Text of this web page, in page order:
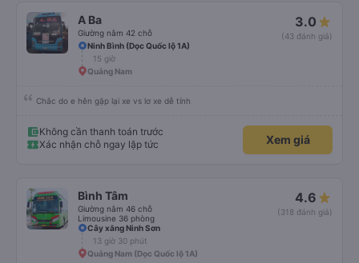
A Ba
Giường nằm 42 chỗ
3.0
(43 đánh giá)
Ninh Bình (Dọc Quốc lộ 1A)
15 giờ
Quảng Nam
Chắc do e hên gặp lại xe vs lơ xe dễ tính
Không cần thanh toán trước
Xác nhận chỗ ngay lập tức
Xem giá
Bình Tâm
Giường nằm 46 chỗ
Limousine 36 phòng
4.6
(318 đánh giá)
Cây xăng Ninh Sơn
13 giờ 30 phút
Quảng Nam (Dọc Quốc lộ 1A)